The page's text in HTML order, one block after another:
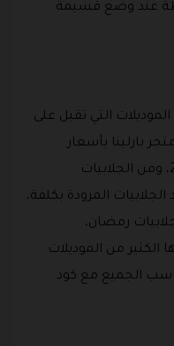
عند وضع قسيمة
التي تقبل على
بارلينا بأسعار
مخفضة مع كود خصم بارلينا 2026، ومن الجلابيات
المزودة بكلفة،
رمضان،
الكثير من الموديلات
الجميع مع كود